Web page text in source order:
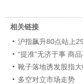
相关链接
沪指飙升80点站上
“提准”无济于事 商
靴子落地诱发股指
多空对立市场走势